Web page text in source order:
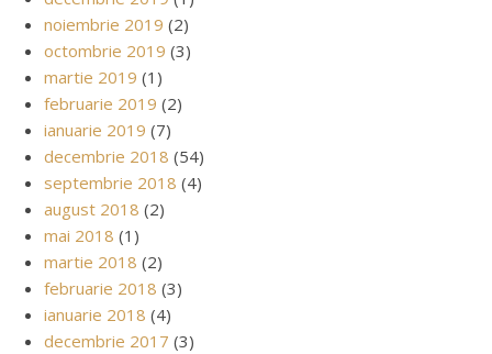
noiembrie 2019 (2)
octombrie 2019 (3)
martie 2019 (1)
februarie 2019 (2)
ianuarie 2019 (7)
decembrie 2018 (54)
septembrie 2018 (4)
august 2018 (2)
mai 2018 (1)
martie 2018 (2)
februarie 2018 (3)
ianuarie 2018 (4)
decembrie 2017 (3)